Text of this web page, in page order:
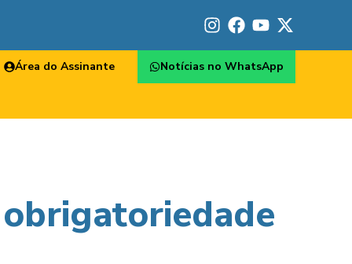
Área do Assinante Notícias no WhatsApp